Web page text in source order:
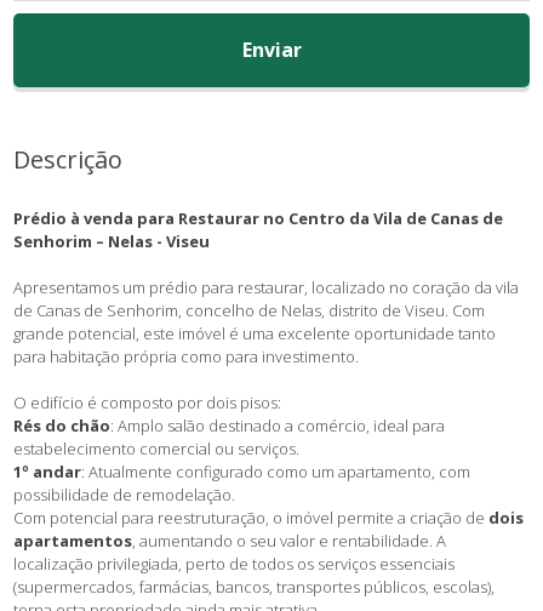
Enviar
Descrição
Prédio à venda para Restaurar no Centro da Vila de Canas de
Senhorim – Nelas - Viseu
Apresentamos um prédio para restaurar, localizado no coração da vila
de Canas de Senhorim, concelho de Nelas, distrito de Viseu. Com
grande potencial, este imóvel é uma excelente oportunidade tanto
para habitação própria como para investimento.
O edifício é composto por dois pisos:
Rés do chão: Amplo salão destinado a comércio, ideal para
estabelecimento comercial ou serviços.
1º andar: Atualmente configurado como um apartamento, com
possibilidade de remodelação.
Com potencial para reestruturação, o imóvel permite a criação de dois
apartamentos, aumentando o seu valor e rentabilidade. A
localização privilegiada, perto de todos os serviços essenciais
(supermercados, farmácias, bancos, transportes públicos, escolas),